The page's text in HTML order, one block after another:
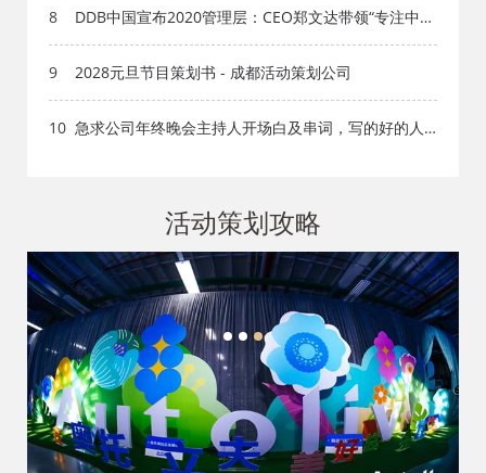
8
DDB中国宣布2020管理层：CEO郑文达带领“专注中
9
2028元旦节目策划书 - 成都活动策划公司
10 急求公司年终晚会主持人开场白及串词，写的好的人
活动策划攻略
1 2 3